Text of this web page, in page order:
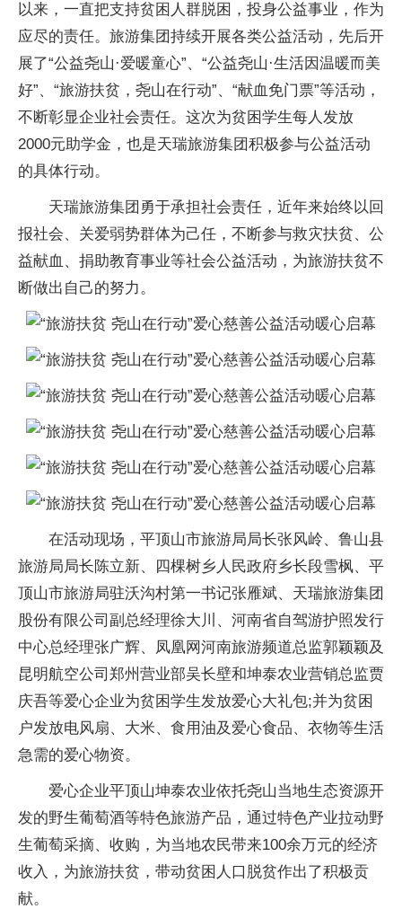
以来，一直把支持贫困人群脱困，投身公益事业，作为
应尽的责任。旅游集团持续开展各类公益活动，先后开
展了“公益尧山·爱暖童心”、“公益尧山·生活因温暖而美
好”、“旅游扶贫，尧山在行动”、“献血免门票”等活动，
不断彰显企业社会责任。这次为贫困学生每人发放
2000元助学金，也是天瑞旅游集团积极参与公益活动
的具体行动。
天瑞旅游集团勇于承担社会责任，近年来始终以回
报社会、关爱弱势群体为己任，不断参与救灾扶贫、公
益献血、捐助教育事业等社会公益活动，为旅游扶贫不
断做出自己的努力。
在活动现场，平顶山市旅游局局长张风岭、鲁山县
旅游局局长陈立新、四棵树乡人民政府乡长段雪枫、平
顶山市旅游局驻沃沟村第一书记张雁斌、天瑞旅游集团
股份有限公司副总经理徐大川、河南省自驾游护照发行
中心总经理张广辉、凤凰网河南旅游频道总监郭颖颖及
昆明航空公司郑州营业部吴长壁和坤泰农业营销总监贾
庆吾等爱心企业为贫困学生发放爱心大礼包;并为贫困
户发放电风扇、大米、食用油及爱心食品、衣物等生活
急需的爱心物资。
爱心企业平顶山坤泰农业依托尧山当地生态资源开
发的野生葡萄酒等特色旅游产品，通过特色产业拉动野
生葡萄采摘、收购，为当地农民带来100余万元的经济
收入，为旅游扶贫，带动贫困人口脱贫作出了积极贡
献。